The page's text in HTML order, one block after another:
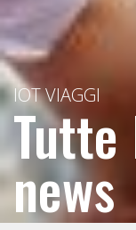
IOT VIAGGI
news